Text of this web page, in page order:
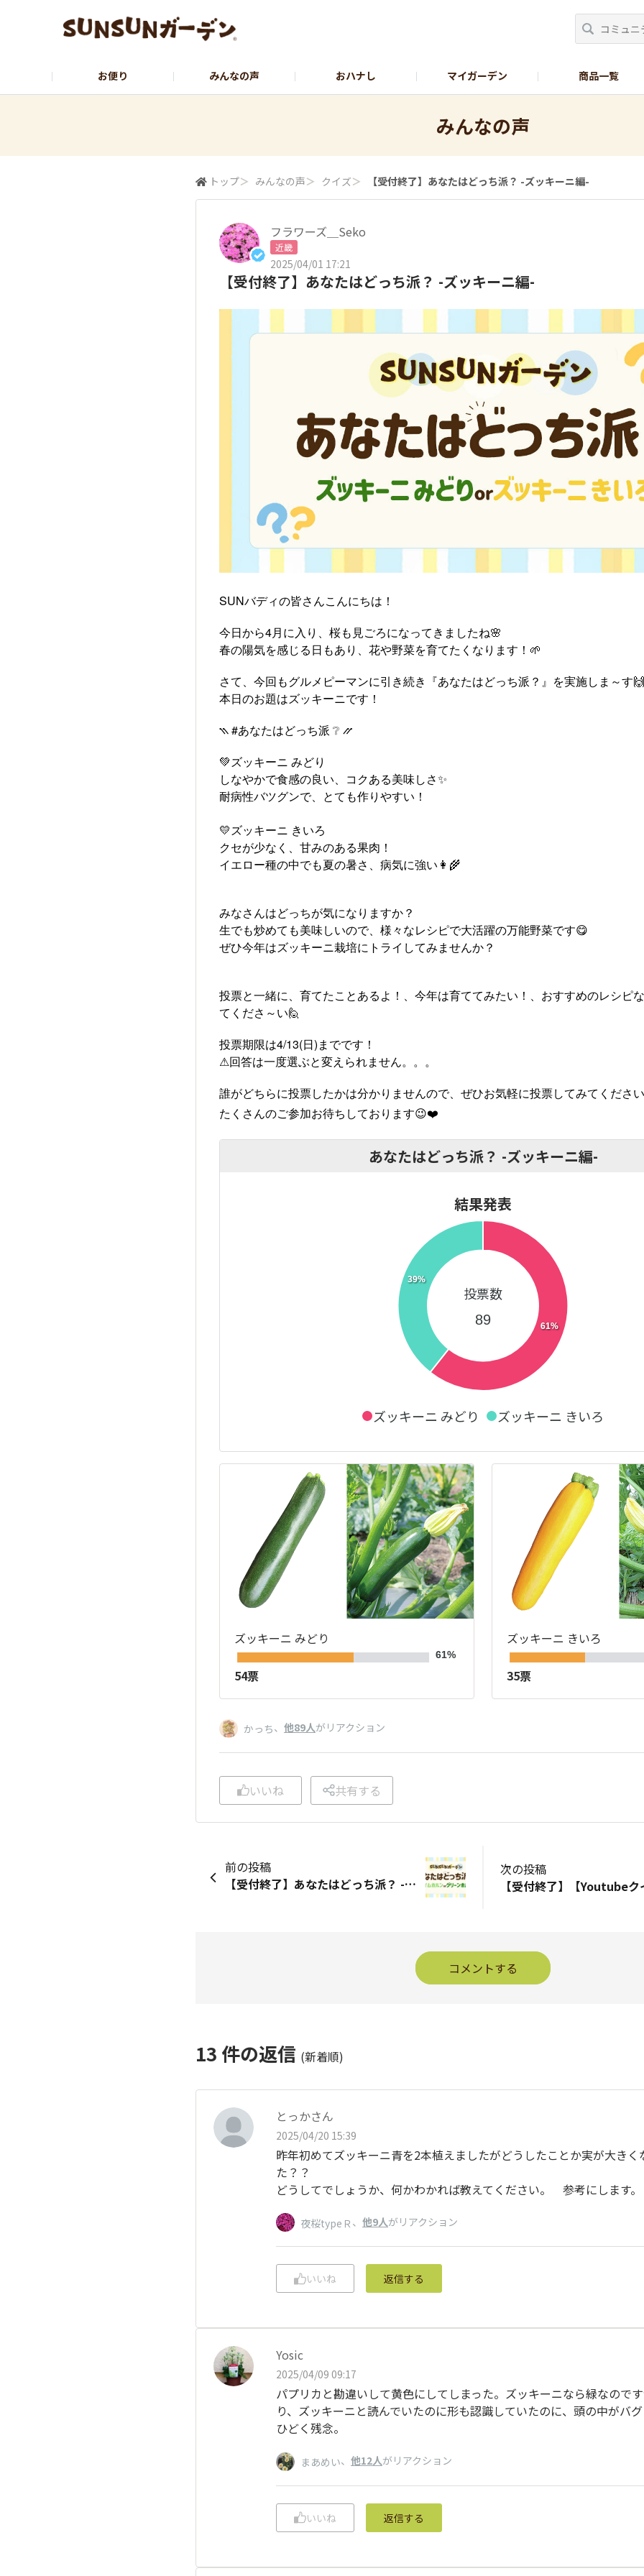
お便り みんなの声 おハナし マイガーデン 商品一覧
みんなの声
トップ＞ みんなの声＞ クイズ＞ 【受付終了】あなたはどっち派？ -ズッキーニ編-
フラワーズ＿Seko
近畿
2025/04/01 17:21
【受付終了】あなたはどっち派？ -ズッキーニ編-
SUNバディの皆さんこんにちは！
今日から4月に入り、桜も見ごろになってきましたね🌸
春の陽気を感じる日もあり、花や野菜を育てたくなります！🌱
さて、今回もグルメピーマンに引き続き『あなたはどっち派？』を実施しま～す🙌
本日のお題はズッキーニです！
⳹ #あなたはどっち派 ❔ ⳼
💚ズッキーニ みどり
しなやかで食感の良い、コクある美味しさ✨
耐病性バツグンで、とても作りやすい！
💛ズッキーニ きいろ
クセが少なく、甘みのある果肉！
イエロー種の中でも夏の暑さ、病気に強い👩‍🌾
みなさんはどっちが気になりますか？
生でも炒めても美味しいので、様々なレシピで大活躍の万能野菜です😋
ぜひ今年はズッキーニ栽培にトライしてみませんか？
投票と一緒に、育てたことあるよ！、今年は育ててみたい！、おすすめのレシピ
てくださ～い🙋
投票期限は4/13(日)までです！
⚠回答は一度選ぶと変えられません。。。
誰がどちらに投票したかは分かりませんので、ぜひお気軽に投票してみてくださ
たくさんのご参加お待ちしております😉❤️
あなたはどっち派？ -ズッキーニ編-
結果発表
61%
39%
投票数
89
ズッキーニ みどり ズッキーニ きいろ
ズッキーニ みどり
61%
54票
ズッキーニ きいろ
35票
かっち、 他89人がリアクション
いいね 共有する
前の投稿
【受付終了】あなたはどっち派？ -グルメピーマン🫑編-
次の投稿
コメントする
13 件の返信 (新着順)
とっかさん
2025/04/20 15:39
昨年初めてズッキーニ青を2本植えましたがどうしたことか実が大きく
た？？
どうしてでしょうか、何かわかれば教えてください。 参考にします。
夜桜typeＲ 、 他9人がリアクション
いいね 返信する
Yosic
2025/04/09 09:17
パプリカと勘違いして黄色にしてしまった。ズッキーニなら緑なので
り、ズッキーニと読んでいたのに形も認識していたのに、頭の中がバ
ひどく残念。
まあめい、 他12人がリアクション
いいね 返信する